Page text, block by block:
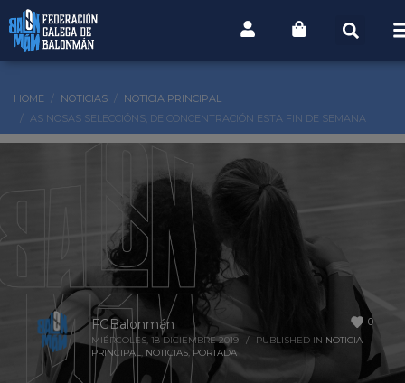
HOME NOTICIAS
NOTICIA PRINCIPAL
AS NOSAS SELECCIÓNS, DE CONCENTRACIÓN ESTA FIN DE SEMANA
0
FGBalonmán
MIÉRCOLES, 18 DICIEMBRE 2019 / PUBLISHED IN NOTICIA
PRINCIPAL, NOTICIAS, PORTADA